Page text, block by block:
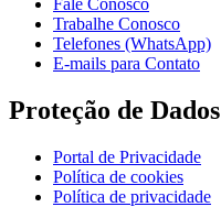
Fale Conosco
Trabalhe Conosco
Telefones (WhatsApp)
E-mails para Contato
Proteção de Dados
Portal de Privacidade
Política de cookies
Política de privacidade